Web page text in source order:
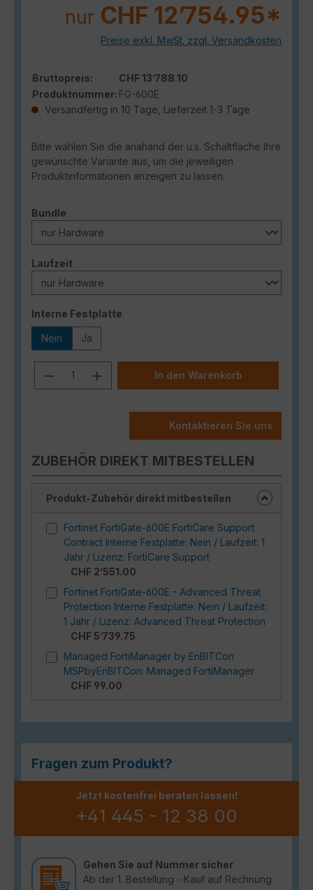
nur CHF 12’754.95*
Preise exkl. MwSt. zzgl. Versandkosten
Bruttopreis:
CHF 13’788.10
Produktnummer: FG-600E
Versandfertig in 10 Tage, Lieferzeit 1-3 Tage
Bitte wählen Sie die anahand der u.s. Schaltfläche Ihre
gewünschte Variante aus, um die jeweiligen
Produktinformationen anzeigen zu lassen.
Bundle
Laufzeitauswählen
Interne Festplatte
Nein Ja
Produkt Anzahl: Gib den
In den Warenkorb
Kontaktieren Sie uns
ZUBEHÖR DIREKT MITBESTELLEN
Produkt-Zubehör direkt mitbestellen
Fortinet FortiGate-600E FortiCare Support
Contract Interne Festplatte: Nein / Laufzeit: 1
Jahr / Lizenz: FortiCare Support
CHF 2’551.00
Fortinet FortiGate-600E - Advanced Threat
Protection Interne Festplatte: Nein / Laufzeit:
1 Jahr / Lizenz: Advanced Threat Protection
CHF 5’739.75
Managed FortiManager by EnBITCon
MSPbyEnBITCon: Managed FortiManager
CHF 99.00
Fragen zum Produkt?
Jetzt kostenfrei beraten lassen!
+41 445 - 12 38 00
Gehen Sie auf Nummer sicher
Ab der 1. Bestellung - Kauf auf Rechnung